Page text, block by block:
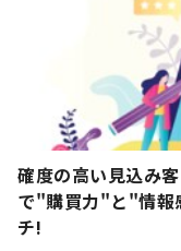
確度の高い見込み
で"購買力"と"情報
チ!